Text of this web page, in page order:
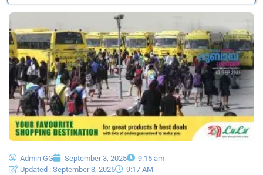
Admin GG September 3, 2025
9:15 am
Updated : September 3, 2025
9:17 AM